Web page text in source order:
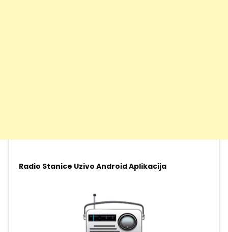
Radio Stanice Uzivo Android Aplikacija